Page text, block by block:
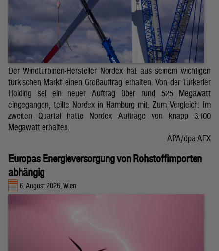
Der Windturbinen-Hersteller Nordex hat aus seinem wichtigen
türkischen Markt einen Großauftrag erhalten. Von der Türkerler
Holding sei ein neuer Auftrag über rund 525 Megawatt
eingegangen, teilte Nordex in Hamburg mit. Zum Vergleich: Im
zweiten Quartal hatte Nordex Aufträge von knapp 3.100
Megawatt erhalten.
APA/dpa-AFX
Europas Energieversorgung von Rohstoffimporten
abhängig
6. August 2026, Wien